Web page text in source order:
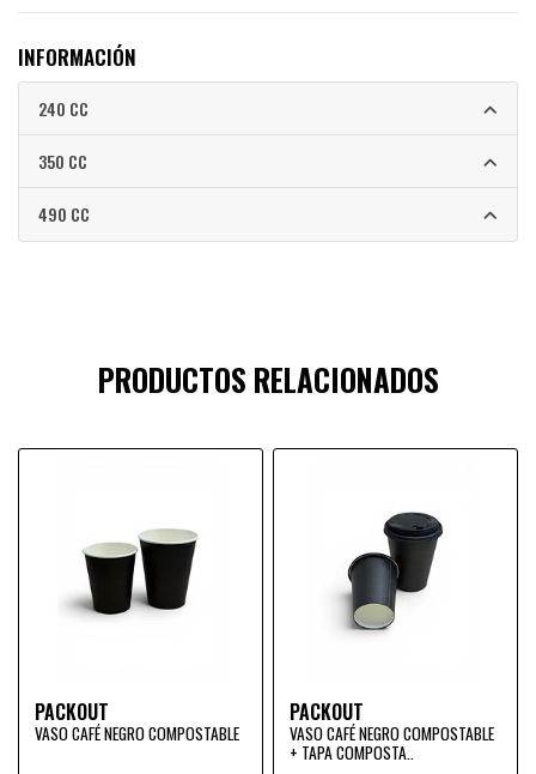
INFORMACIÓN
240 CC
350 CC
490 CC
PRODUCTOS RELACIONADOS
PACKOUT
VASO CAFÉ NEGRO COMPOSTABLE
PACKOUT
VASO CAFÉ NEGRO COMPOSTABLE
+ TAPA COMPOSTA..